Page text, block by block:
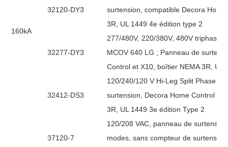
160kA
32120-DY3
surtension, compatible Decora
3R, UL 1449 4e édition type 2
32277-DY3
277/480V, 220/380V, 480V triphasé
MCOV 640 LG ; Panneau de
Control et X10, boîtier NEMA 3R, UL
32412-DS3
120/240/120 V Hi-Leg Split Phase
surtension, Decora Home Control et
3R, UL 1449 3e édition Type 2
37120-7
120/208 VAC, panneau de
modes, sans compteur de